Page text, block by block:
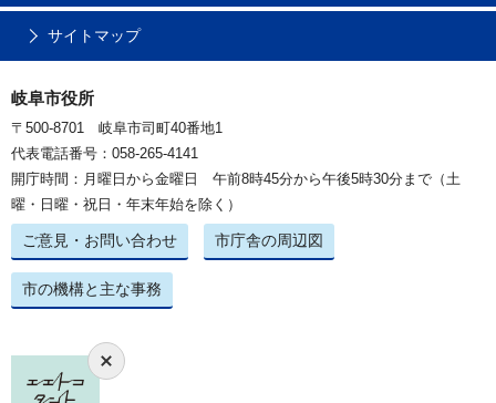
サイトマップ
岐阜市役所
〒500-8701 岐阜市司町40番地1
代表電話番号：058-265-4141
開庁時間：月曜日から金曜日 午前8時45分から午後5時30分まで（土
曜・日曜・祝日・年末年始を除く）
ご意見・お問い合わせ 市庁舎の周辺図
市の機構と主な事務